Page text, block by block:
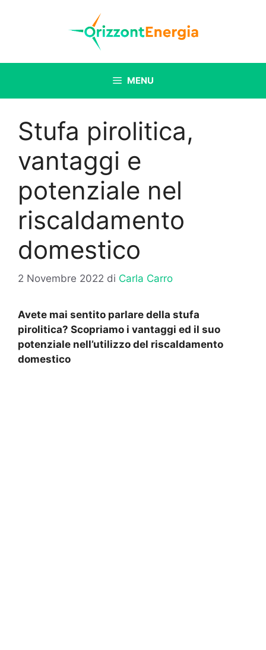
MENU
Stufa pirolitica,
vantaggi e
potenziale nel
riscaldamento
domestico
2 Novembre 2022 di Carla Carro
Avete mai sentito parlare della stufa
pirolitica? Scopriamo i vantaggi ed il suo
potenziale nell’utilizzo del riscaldamento
domestico